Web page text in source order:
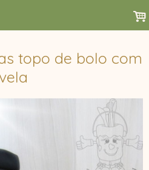
.
topo de bolo com
vela